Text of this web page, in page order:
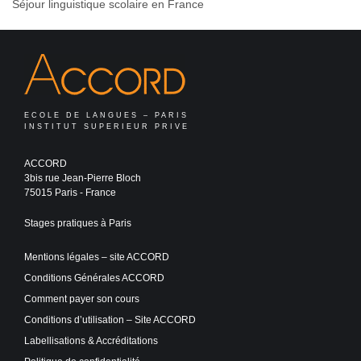
Séjour linguistique scolaire en France
ECOLE DE LANGUES – PARIS
INSTITUT SUPERIEUR PRIVE
ACCORD
3bis rue Jean-Pierre Bloch
75015 Paris - France
Stages pratiques à Paris
Mentions légales – site ACCORD
Conditions Générales ACCORD
Comment payer son cours
Conditions d’utilisation – Site ACCORD
Labellisations & Accréditations